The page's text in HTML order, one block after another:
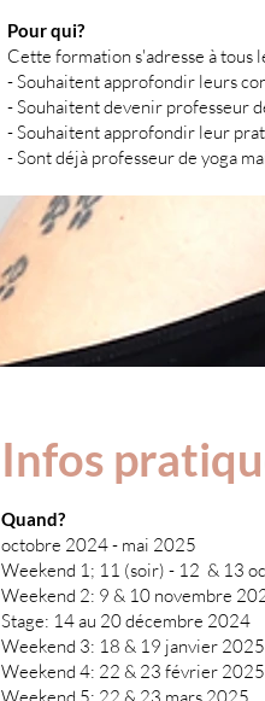
Pour qui?
Cette formation s'adresse à tous
- Souhaitent approfondir leurs
- Souhaitent devenir professeur
- Souhaitent approfondir leur
- Sont déjà professeur de yoga
Infos
Quand?
octobre 2024 - mai 2025
Weekend 1; 11 (soir) - 12 & 13
Weekend 2: 9 & 10 novembre
Stage: 14 au 20 décembre 2024
Weekend 3: 18 & 19 janvier 2025
Weekend 4: 22 & 23 février 2025